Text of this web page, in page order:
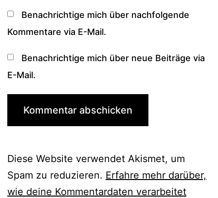
Benachrichtige mich über nachfolgende
Kommentare via E-Mail.
Benachrichtige mich über neue Beiträge via
E-Mail.
Diese Website verwendet Akismet, um
Spam zu reduzieren. Erfahre mehr darüber,
wie deine Kommentardaten verarbeitet